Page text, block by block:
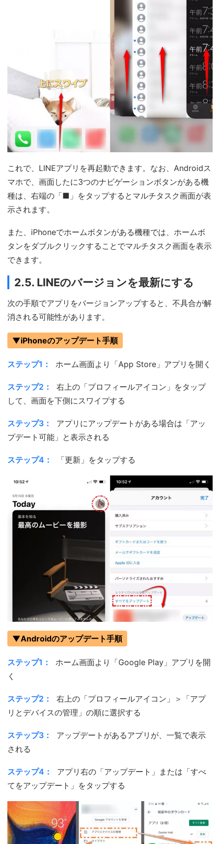
これで、LINEアプリを再起動できます。なお、Androidス
マホで、画面したに3つのナビゲーションボタンがある機
種は、右端の「■」をタップするとマルチタスク画面が表
示されます。
また、iPhoneでホームボタンがある機種では、ホームボ
タンをダブルクリックすることでマルチタスク画面を表示
できます。
2.5. LINEのバージョンを最新にする
次の手順でアプリをバージョンアップすると、不具合が解
消される可能性があります。
▼iPhoneのアップデート手順
ステップ1： ホーム画面より「App Store」アプリを開く
ステップ2：
右上の「プロフィールアイコン」をタップ
して、画面を下側にスワイプする
ステップ3：
アプリにアップデートがある場合は「アッ
プデート可能」と表示される
ステップ4： 「更新」をタップする
▼Androidのアップデート手順
ステップ1：
ホーム画面より「Google Play」アプリを開
く
ステップ2：
右上の「プロフィールアイコン」＞「アプ
リとデバイスの管理」の順に選択する
ステップ3：
アップデートがあるアプリが、一覧で表示
される
ステップ4：
アプリ右の「アップデート」または「すべ
てをアップデート」をタップする